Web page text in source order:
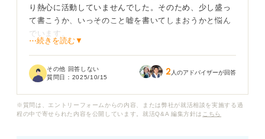
り熱心に活動していませんでした。そのため、少し盛っ
て書こうか、いっそのこと嘘を書いてしまおうかと悩ん
でいます。
でしょうか？また、バレた場合、どのようなリスクがあ
やはり盛って書くことや嘘を書くことは避けるべきなの
⋯続きを読む▼
その他 回答しない
質問日： 2025/10/15 2 人のアドバイザーが回答
※質問は、エントリーフォームからの内容、または弊社が就活相談を実施する過
程の中で寄せられた内容を公開しています。就活Q&A 編集方針は こちら